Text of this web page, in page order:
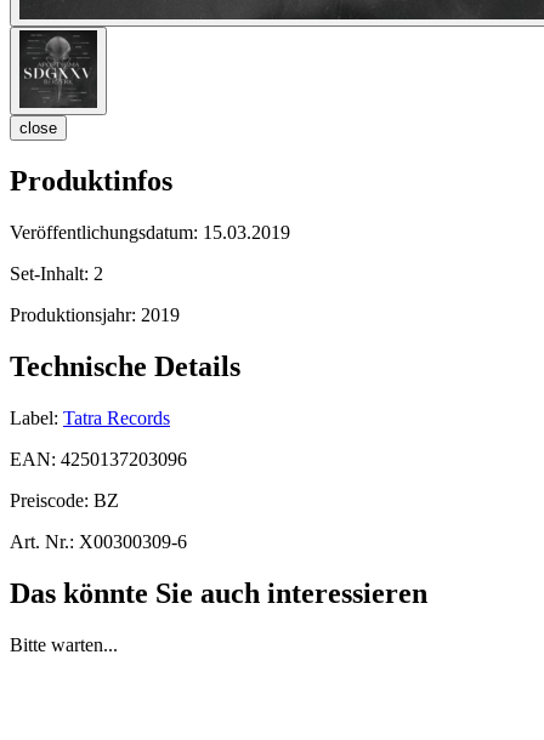
close
Produktinfos
Veröffentlichungsdatum: 15.03.2019
Set-Inhalt: 2
Produktionsjahr: 2019
Technische Details
Label: Tatra Records
EAN: 4250137203096
Preiscode: BZ
Art. Nr.: X00300309-6
Das könnte Sie auch interessieren
Bitte warten...